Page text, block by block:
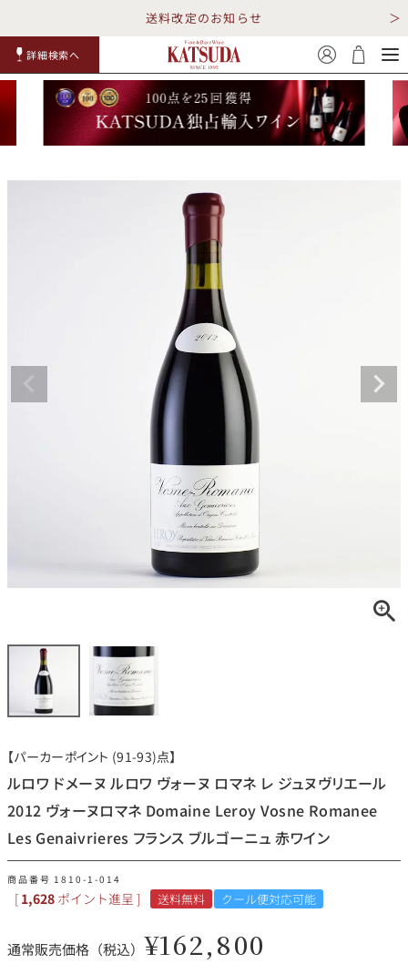
送料改定のお知らせ
詳細検索へ
白ワイ
ン ング ン
RP100
点
詳細検索する
勝田商店について
ギフトラッピング
DRC
サロン ルイ・ロデレール
ボルドー
ローヌ
アメリカ
その他
イタリア
種類で探す
赤ワイン
スパークリング
〜9,999円
40,000円〜79,999円
500,000円〜
お得な情報を受け取る
お問い合わせ
【パーカーポイント (91-93)点】
ルロワ ドメーヌ ルロワ ヴォーヌ ロマネ レ ジュヌヴリエール
2012 ヴォーヌロマネ Domaine Leroy Vosne Romanee
Les Genaivrieres フランス ブルゴーニュ 赤ワイン
商品番号 1810-1-014
[ 1,628 ポイント進呈 ] 送料無料 クール便対応可能
通常販売価格（税込） ¥162,800